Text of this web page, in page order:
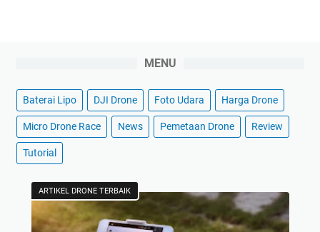
MENU
Baterai Lipo DJI Drone Foto Udara Harga Drone
Micro Drone Race News Pemetaan Drone Review
Tutorial
ARTIKEL DRONE TERBAIK